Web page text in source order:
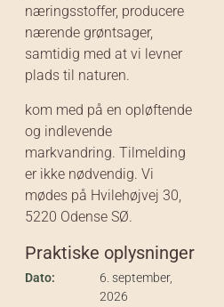
næringsstoffer, producere
nærende grøntsager,
samtidig med at vi levner
plads til naturen.
kom med på en opløftende
og indlevende
markvandring. Tilmelding
er ikke nødvendig. Vi
mødes på Hvilehøjvej 30,
5220 Odense SØ.
Praktiske oplysninger
Dato:
6. september,
2026